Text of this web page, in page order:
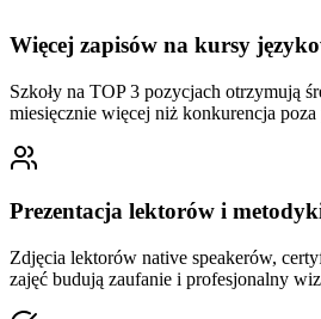
Więcej zapisów na kursy
Szkoły na TOP 3 pozycjach otrzymują
miesięcznie więcej niż konkurencja
Prezentacja lektorów i
Zdjęcia lektorów native speakerów,
zajęć budują zaufanie i profesjonalny